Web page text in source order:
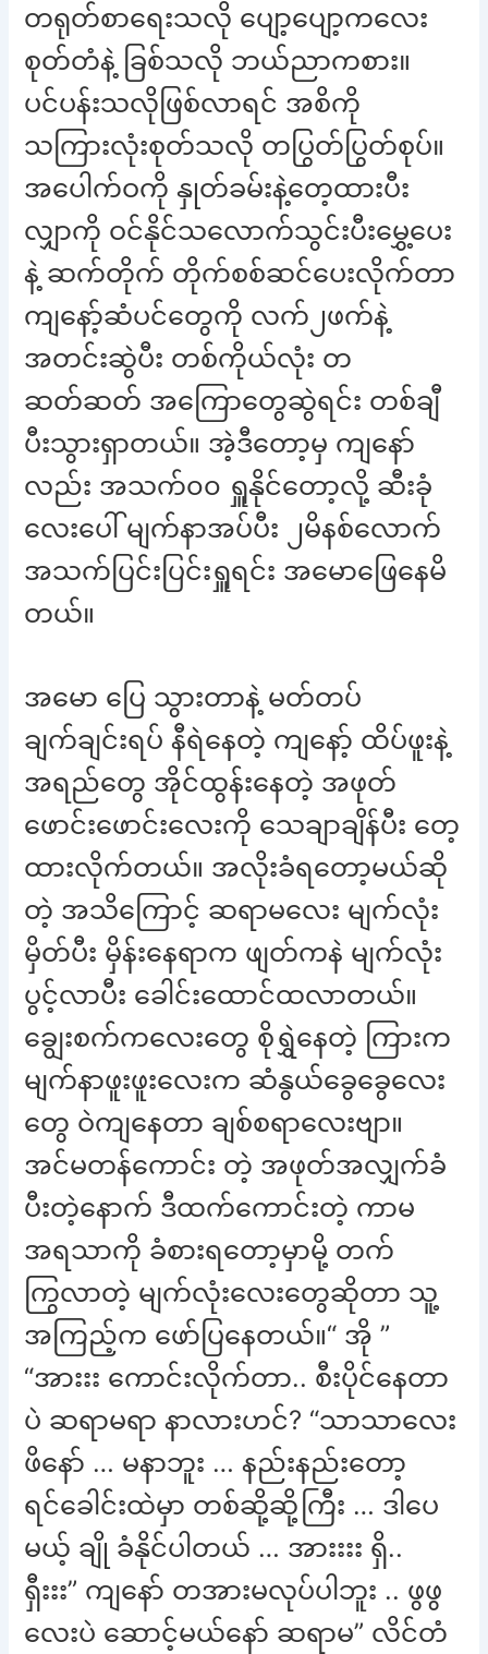
တရုတ်စာရေးသလို ပျော့ပျော့ကလေး
စုတ်တံနဲ့ ခြစ်သလို ဘယ်ညာကစား။
ပင်ပန်းသလိုဖြစ်လာရင် အစိကို
သကြားလုံးစုတ်သလို တပြွတ်ပြွတ်စုပ်။
အပေါက်ဝကို နှုတ်ခမ်းနဲ့တေ့ထားပီး
လျှာကို ဝင်နိုင်သလောက်သွင်းပီးမွှေ့ပေး
နဲ့ ဆက်တိုက် တိုက်စစ်ဆင်ပေးလိုက်တာ
ကျနော့်ဆံပင်တွေကို လက်၂ဖက်နဲ့
အတင်းဆွဲပီး တစ်ကိုယ်လုံး တ
ဆတ်ဆတ် အကြောတွေဆွဲရင်း တစ်ချီ
ပီးသွားရှာတယ်။ အဲ့ဒီတော့မှ ကျနော်
လည်း အသက်၀၀ ရှူနိုင်တော့လို့ ဆီးခုံ
လေးပေါ် မျက်နာအပ်ပီး ၂မိနစ်လောက်
အသက်ပြင်းပြင်းရှူရင်း အမောဖြေနေမိ
တယ်။
အမော ပြေ သွားတာနဲ့ မတ်တပ်
ချက်ချင်းရပ် နီရဲနေတဲ့ ကျနော့် ထိပ်ဖူးနဲ့
အရည်တွေ အိုင်ထွန်းနေတဲ့ အဖုတ်
ဖောင်းဖောင်းလေးကို သေချာချိန်ပီး တေ့
ထားလိုက်တယ်။ အလိုးခံရတော့မယ်ဆို
တဲ့ အသိကြောင့် ဆရာမလေး မျက်လုံး
မှိတ်ပီး မှိန်းနေရာက ဖျတ်ကနဲ မျက်လုံး
ပွင့်လာပီး ခေါင်းထောင်ထလာတယ်။
ချွေးစက်ကလေးတွေ စိုရွှဲနေတဲ့ ကြားက
မျက်နာဖူးဖူးလေးက ဆံနွယ်ခွေခွေလေး
တွေ ဝဲကျနေတာ ချစ်စရာလေးဗျာ။
အင်မတန်ကောင်း တဲ့ အဖုတ်အလျှက်ခံ
ပီးတဲ့နောက် ဒီထက်ကောင်းတဲ့ ကာမ
အရသာကို ခံစားရတော့မှာမို့ တက်
ကြွလာတဲ့ မျက်လုံးလေးတွေဆိုတာ သူ့
အကြည့်က ဖော်ပြနေတယ်။“ အို ”
“အားးး ကောင်းလိုက်တာ.. စီးပိုင်နေတာ
ပဲ ဆရာမရာ နာလားဟင်? “သာသာလေး
ဖိနော် … မနာဘူး … နည်းနည်းတော့
ရင်ခေါင်းထဲမှာ တစ်ဆို့ဆို့ကြီး … ဒါပေ
မယ့် ချို ခံနိုင်ပါတယ် … အားးးး ရှိ..
ရှီးးး” ကျနော် တအားမလုပ်ပါဘူး .. ဖွဖွ
လေးပဲ ဆောင့်မယ်နော် ဆရာမ” လိင်တံ